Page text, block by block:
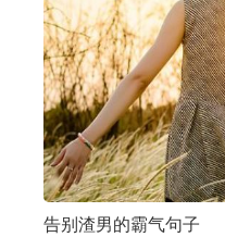
告别渣男的霸气句子